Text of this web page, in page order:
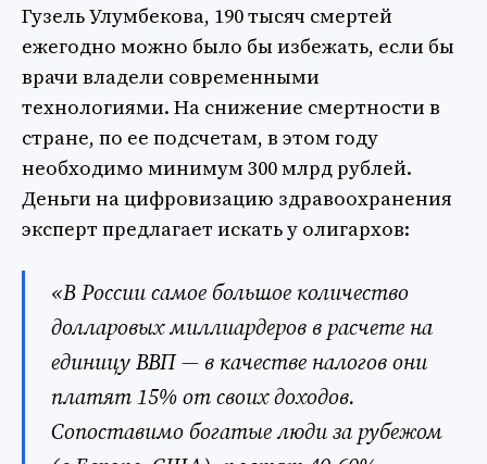
Гузель Улумбекова, 190 тысяч смертей
ежегодно можно было бы избежать, если бы
врачи владели современными
технологиями. На снижение смертности в
стране, по ее подсчетам, в этом году
необходимо минимум 300 млрд рублей.
Деньги на цифровизацию здравоохранения
эксперт предлагает искать у олигархов:
«В России самое большое количество
долларовых миллиардеров в расчете на
единицу ВВП — в качестве налогов они
платят 15% от своих доходов.
Сопоставимо богатые люди за рубежом